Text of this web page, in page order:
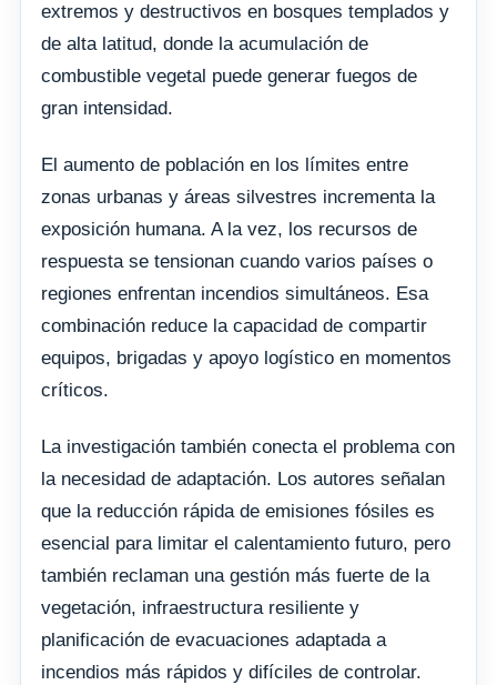
extremos y destructivos en bosques templados y
de alta latitud, donde la acumulación de
combustible vegetal puede generar fuegos de
gran intensidad.
El aumento de población en los límites entre
zonas urbanas y áreas silvestres incrementa la
exposición humana. A la vez, los recursos de
respuesta se tensionan cuando varios países o
regiones enfrentan incendios simultáneos. Esa
combinación reduce la capacidad de compartir
equipos, brigadas y apoyo logístico en momentos
críticos.
La investigación también conecta el problema con
la necesidad de adaptación. Los autores señalan
que la reducción rápida de emisiones fósiles es
esencial para limitar el calentamiento futuro, pero
también reclaman una gestión más fuerte de la
vegetación, infraestructura resiliente y
planificación de evacuaciones adaptada a
incendios más rápidos y difíciles de controlar.